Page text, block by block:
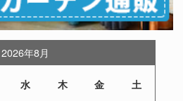
2026年8月
水 木 金 土